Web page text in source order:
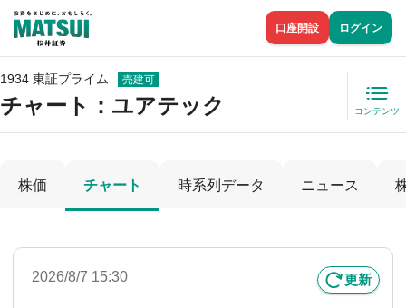
口座開設 ログイン
1934 東証プライム 売建可
チャート： ユアテック コンテンツ
株価 チャート 時系列データ ニュース
2026/8/7 15:30 更新